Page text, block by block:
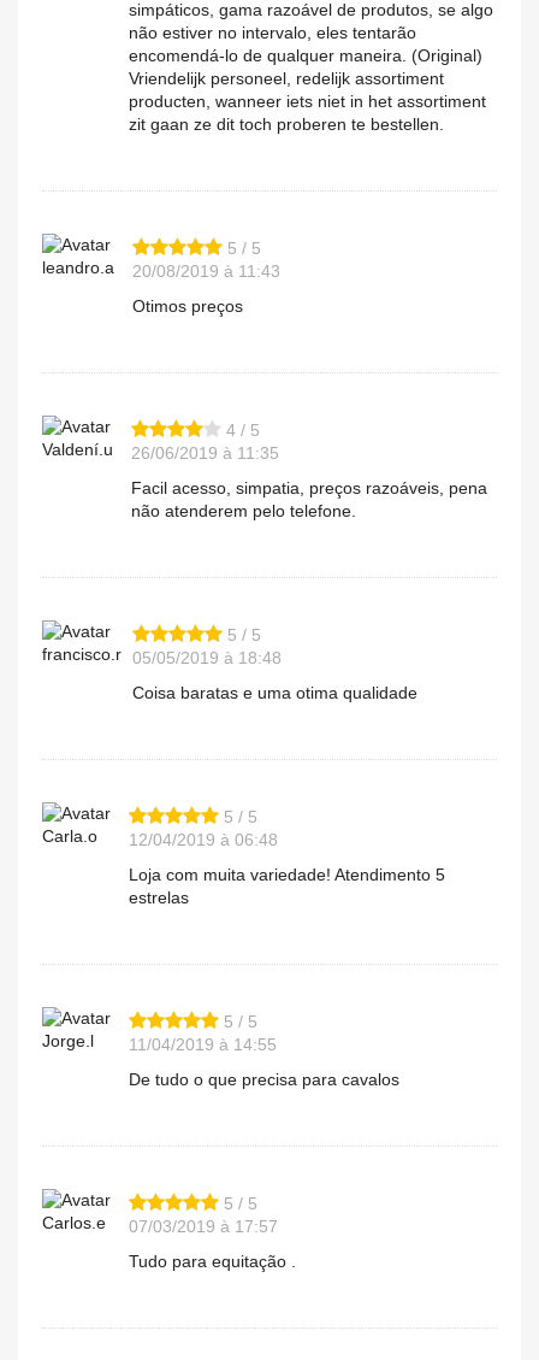
simpáticos, gama razoável de produtos, se algo
não estiver no intervalo, eles tentarão
encomendá-lo de qualquer maneira. (Original)
Vriendelijk personeel, redelijk assortiment
producten, wanneer iets niet in het assortiment
zit gaan ze dit toch proberen te bestellen.
leandro.a
5 / 5
20/08/2019 à 11:43
Otimos preços
Valdení.u
4 / 5
26/06/2019 à 11:35
Facil acesso, simpatia, preços razoáveis, pena
não atenderem pelo telefone.
francisco.r
5 / 5
05/05/2019 à 18:48
Coisa baratas e uma otima qualidade
Carla.o
5 / 5
12/04/2019 à 06:48
Loja com muita variedade! Atendimento 5
estrelas
Jorge.l
5 / 5
11/04/2019 à 14:55
De tudo o que precisa para cavalos
Carlos.e
5 / 5
07/03/2019 à 17:57
Tudo para equitação .